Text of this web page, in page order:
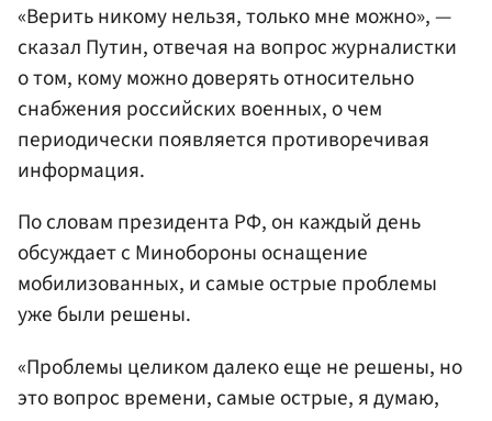
«Верить никому нельзя, только мне можно», —
сказал Путин, отвечая на вопрос журналистки
о том, кому можно доверять относительно
снабжения российских военных, о чем
периодически появляется противоречивая
информация.
По словам президента РФ, он каждый день
обсуждает с Минобороны оснащение
мобилизованных, и самые острые проблемы
уже были решены.
«Проблемы целиком далеко еще не решены, но
это вопрос времени, самые острые, я думаю,